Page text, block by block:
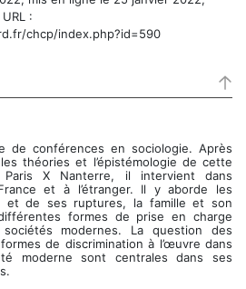
:
chcp/index.php?id=590
de conférences en sociologie. Après
théories et l’épistémologie de cette
Paris X Nanterre, il intervient dans
et à l’étranger. Il y aborde les
et de ses ruptures, la famille et son
formes de prise en charge
modernes. La question des
de discrimination à l’œuvre dans
moderne sont centrales dans ses